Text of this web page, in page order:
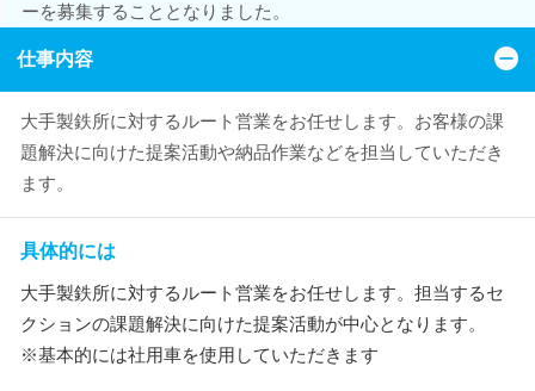
ーを募集することとなりました。
仕事内容
大手製鉄所に対するルート営業をお任せします。お客様の課
題解決に向けた提案活動や納品作業などを担当していただき
ます。
具体的には
大手製鉄所に対するルート営業をお任せします。担当するセ
クションの課題解決に向けた提案活動が中心となります。
※基本的には社用車を使用していただきます